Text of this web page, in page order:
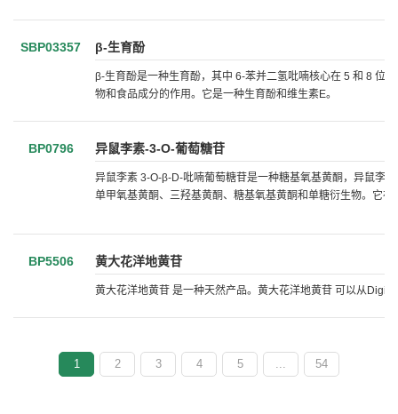
SBP03357 β-生育酚
β-生育酚是一种生育酚，其中 6-苯并二氢吡喃核心在 5 和 8 位
物和食品成分的作用。它是一种生育酚和维生素E。
BP0796 异鼠李素-3-O-葡萄糖苷
异鼠李素 3-O-β-D-吡喃葡萄糖苷是一种糖基氧基黄酮，异鼠李
单甲氧基黄酮、三羟基黄酮、糖基氧基黄酮和单糖衍生物。它
BP5506 黄大花洋地黄苷
黄大花洋地黄苷 是一种天然产品。黄大花洋地黄苷 可以从
1 2 3 4 5 ... 54